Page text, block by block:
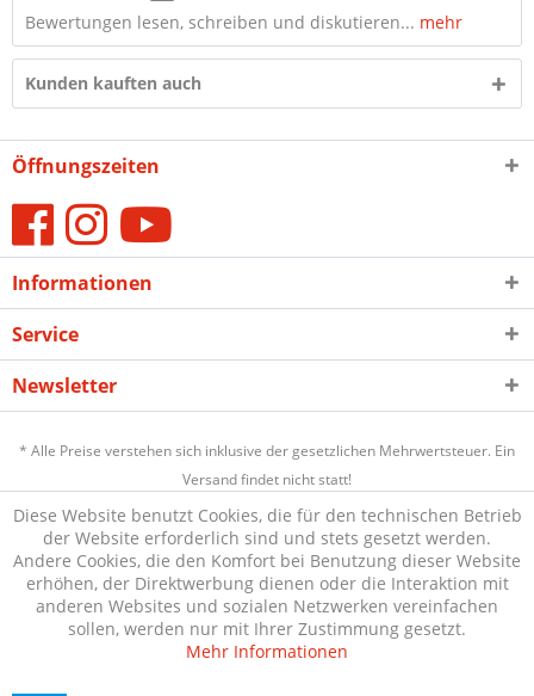
Bewertungen lesen, schreiben und diskutieren... mehr
Kunden kauften auch
Öffnungszeiten
Informationen
Service
Newsletter
* Alle Preise verstehen sich inklusive der gesetzlichen Mehrwertsteuer. Ein
Versand findet nicht statt!
Diese Website benutzt Cookies, die für den technischen Betrieb
der Website erforderlich sind und stets gesetzt werden.
Andere Cookies, die den Komfort bei Benutzung dieser Website
erhöhen, der Direktwerbung dienen oder die Interaktion mit
anderen Websites und sozialen Netzwerken vereinfachen
sollen, werden nur mit Ihrer Zustimmung gesetzt.
Mehr Informationen